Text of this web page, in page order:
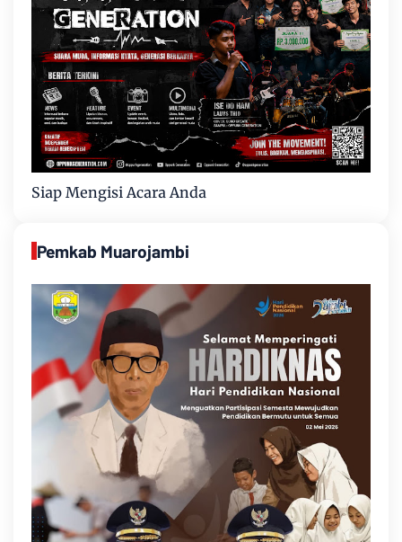
Siap Mengisi Acara Anda
Pemkab Muarojambi